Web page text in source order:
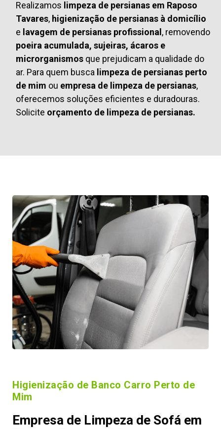
Realizamos limpeza de persianas em Raposo
Tavares, higienização de persianas à domicílio
e lavagem de persianas profissional, removendo
poeira acumulada, sujeiras, ácaros e
microrganismos que prejudicam a qualidade do
ar. Para quem busca limpeza de persianas perto
de mim ou empresa de limpeza de persianas,
oferecemos soluções eficientes e duradouras.
Solicite orçamento de limpeza de persianas.
Higienização de Banco Carro Perto de
Mim
Empresa de Limpeza de Sofá em